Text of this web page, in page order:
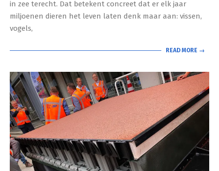
in zee terecht. Dat betekent concreet dat er elk jaar
miljoenen dieren het leven laten denk maar aan: vissen,
vogels,
READ MORE →